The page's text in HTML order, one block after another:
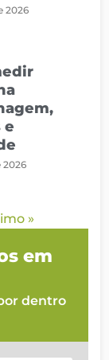
2026
e
2026
»
em
dentro